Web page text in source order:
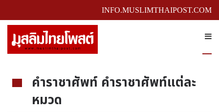
INFO.MUSLIMTHAIPOST.COM
คำราชาศัพท์ คำราชาศัพท์แต่ละ
หมวด